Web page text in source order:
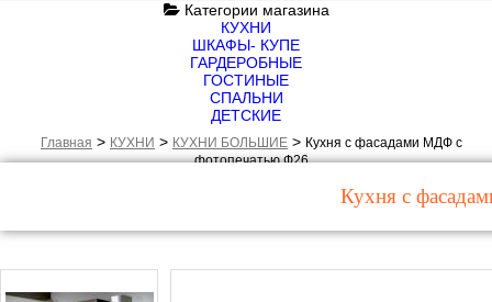
Категории магазина
КУХНИ
ШКАФЫ- КУПЕ
ГАРДЕРОБНЫЕ
ГОСТИНЫЕ
СПАЛЬНИ
ДЕТСКИЕ
Главная > КУХНИ > КУХНИ БОЛЬШИЕ > Кухня с фасадами МДФ с
фотопечатью Ф26
Кухня с